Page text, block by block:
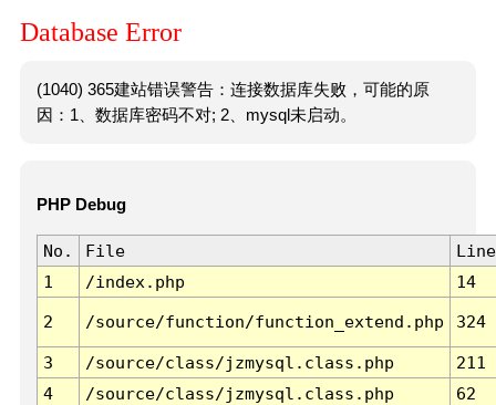
Database Error
(1040) 365建站错误警告：连接数据库失败，可能的原
因：1、数据库密码不对; 2、mysql未启动。
PHP Debug
No. File
Line
1
/index.php 14
2 /source/function/function_extend.php 324
3 /source/class/jzmysql.class.php
211
4
/source/class/jzmysql.class.php
62